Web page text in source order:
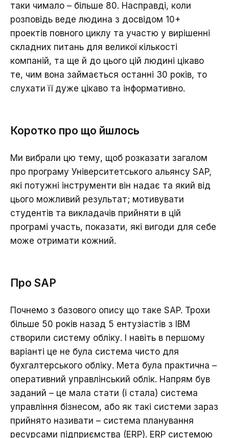
таки чимало – більше 80. Насправді, коли
розповідь веде людина з досвідом 10+
проектів повного циклу та участю у вирішенні
складних питань для великої кількості
компаній, та ще й до цього цій людині цікаво
те, чим вона займається останні 30 років, то
слухати її дуже цікаво та інформативно.
Коротко про що йшлось
Ми вибрали цю тему, щоб розказати загалом
про програму Університетського альянсу SAP,
які потужні інструменти він надає та який від
цього можливий результат; мотивувати
студентів та викладачів прийняти в цій
програмі участь, показати, які вигоди для себе
може отримати кожний.
Про SAP
Почнемо з базового опису що таке SAP. Трохи
більше 50 років назад 5 ентузіастів з IBM
створили систему обліку. І навіть в першому
варіанті це не була система чисто для
бухгалтерського обліку. Мета була практична –
оперативний управлінський облік. Напрям був
заданий – це мала стати (і стала) система
управління бізнесом, або як такі системи зараз
прийнято називати – система планування
ресурсами підприємства (ERP). ERP системою